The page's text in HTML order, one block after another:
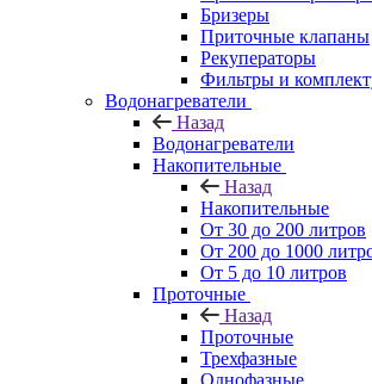
Бризеры
Приточные клапаны
Рекуператоры
Фильтры и
Водонагреватели
Назад
Водонагреватели
Накопительные
Назад
Накопительные
От 30 до 200 литров
От 200 до 1000
От 5 до 10 литров
Проточные
Назад
Проточные
Трехфазные
Однофазные